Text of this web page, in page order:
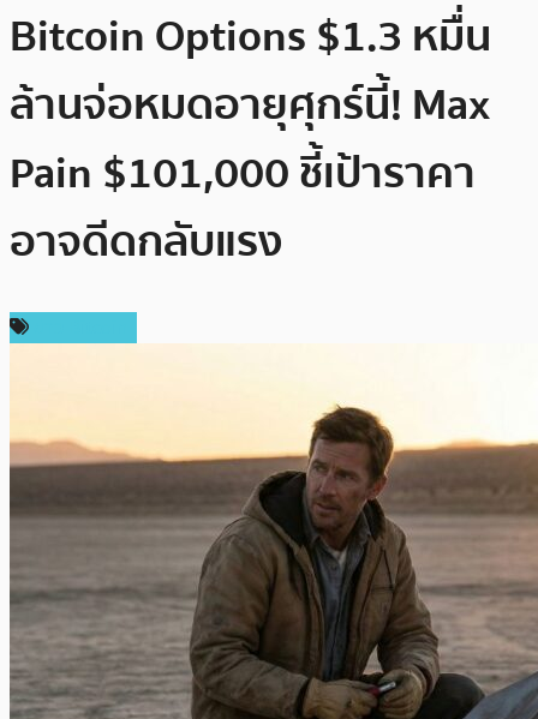
Bitcoin Options $1.3 หมื่น
ล้านจ่อหมดอายุศุกร์นี้! Max
Pain $101,000 ชี้เป้าราคา
อาจดีดกลับแรง